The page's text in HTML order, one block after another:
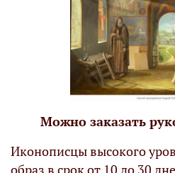
Можно заказать
Иконописцы высокого